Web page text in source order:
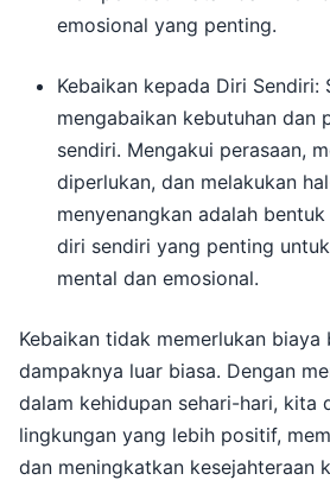
emosional yang penting.
Kebaikan kepada Diri Sendiri:
mengabaikan kebutuhan dan
sendiri. Mengakui perasaan,
diperlukan, dan melakukan
menyenangkan adalah
diri sendiri yang penting
mental dan emosional.
Kebaikan tidak memerlukan biaya
dampaknya luar biasa. Dengan
dalam kehidupan sehari-hari, kita
lingkungan yang lebih positif,
dan meningkatkan kesejahteraan